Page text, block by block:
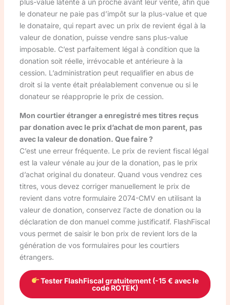
plus-value latente à un proche avant leur vente, afin que
le donateur ne paie pas d’impôt sur la plus-value et que
le donataire, qui repart avec un prix de revient égal à la
valeur de donation, puisse vendre sans plus-value
imposable. C’est parfaitement légal à condition que la
donation soit réelle, irrévocable et antérieure à la
cession. L’administration peut requalifier en abus de
droit si la vente était préalablement convenue ou si le
donateur se réapproprie le prix de cession.
Mon courtier étranger a enregistré mes titres reçus
par donation avec le prix d’achat de mon parent, pas
avec la valeur de donation. Que faire ?
C’est une erreur fréquente. Le prix de revient fiscal légal
est la valeur vénale au jour de la donation, pas le prix
d’achat original du donateur. Quand vous vendrez ces
titres, vous devez corriger manuellement le prix de
revient dans votre formulaire 2074-CMV en utilisant la
valeur de donation, conservez l’acte de donation ou la
déclaration de don manuel comme justificatif. FlashFiscal
vous permet de saisir le bon prix de revient lors de la
génération de vos formulaires pour les courtiers
étrangers.
Tester FlashFiscal gratuitement (-15 € avec le
code ROTEK)